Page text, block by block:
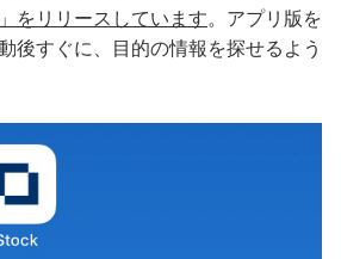
をリリースしています。アプリ版を
後すぐに、目的の情報を探せるよう